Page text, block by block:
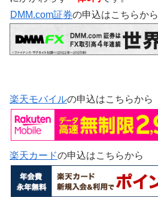
DMM.com証券の申込はこちらから
楽天モバイルの申込はこちらから
楽天カードの申込はこちらから